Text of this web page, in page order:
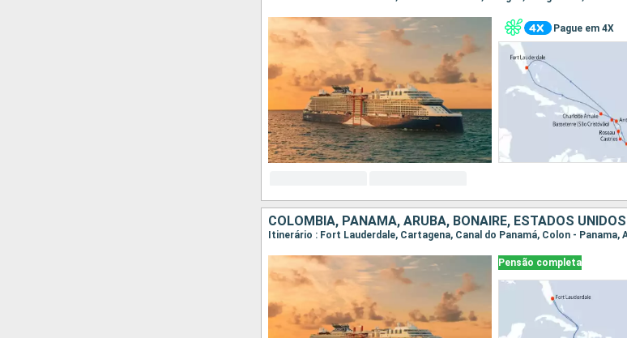
Pague em 4X
COLÔMBIA, PANAMA, ARUBA, BONAIRE, ESTADOS UNIDOS
Pensão completa